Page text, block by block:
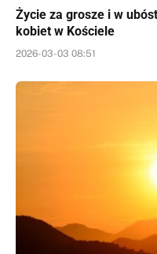
Życie za grosze i w
kobiet w Kościele
2026-03-03 08:51